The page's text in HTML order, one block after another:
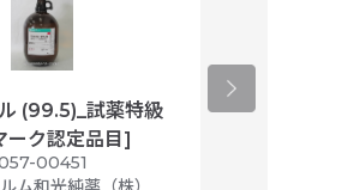
(99.5)_試薬特級
ーク認定品目]
00451
アセトニト